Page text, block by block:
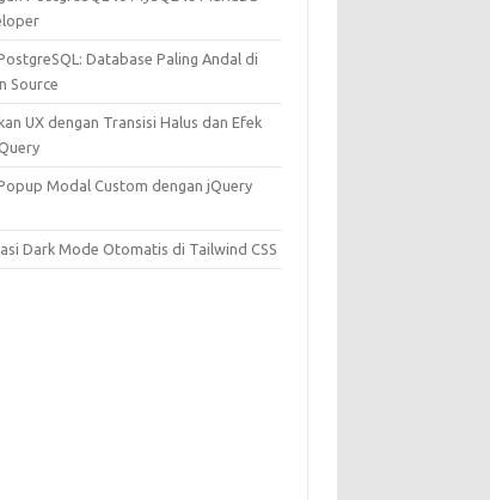
Database Paling Andal di
Source
UX dengan Transisi Halus dan Efek
Modal Custom dengan jQuery
Dark Mode Otomatis di Tailwind CSS